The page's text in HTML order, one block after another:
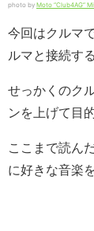
photo by Moto “Club4AG”
今回はクルマ
ルマと接続す
せっかくのク
ンを上げて目
ここまで読ん
に好きな音楽